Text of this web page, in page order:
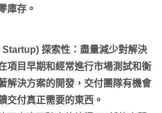
庫存。
探索性：盡量減少對解決
項目早期和經常進行市場測試和衡
解決方案的開發，交付團隊有機會
交付真正需要的東西。